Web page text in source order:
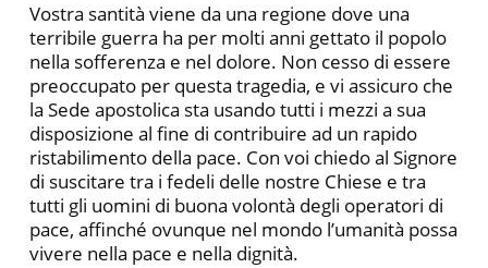
Vostra santità viene da una regione dove una
terribile guerra ha per molti anni gettato il popolo
nella sofferenza e nel dolore. Non cesso di essere
preoccupato per questa tragedia, e vi assicuro che
la Sede apostolica sta usando tutti i mezzi a sua
disposizione al fine di contribuire ad un rapido
ristabilimento della pace. Con voi chiedo al Signore
di suscitare tra i fedeli delle nostre Chiese e tra
tutti gli uomini di buona volontà degli operatori di
pace, affinché ovunque nel mondo l’umanità possa
vivere nella pace e nella dignità.